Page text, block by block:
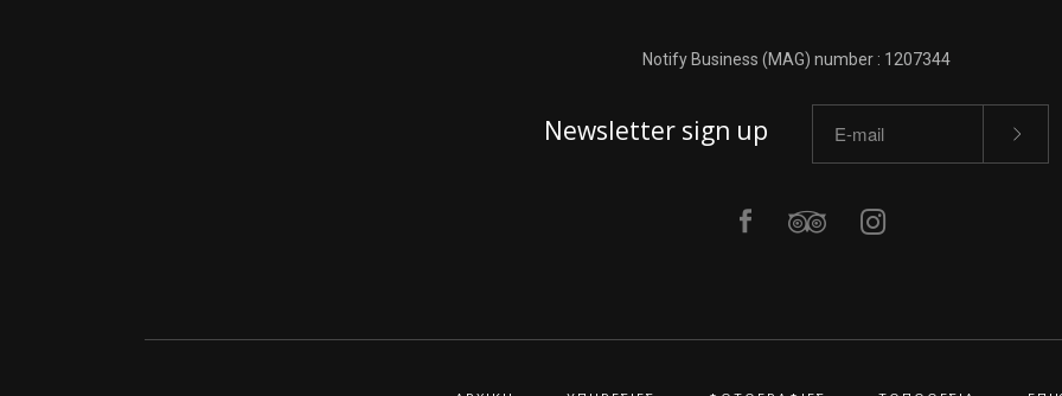
Notify Business (MAG) number : 1207344
Newsletter sign up